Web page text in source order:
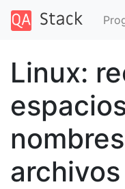
Linux:
archivos